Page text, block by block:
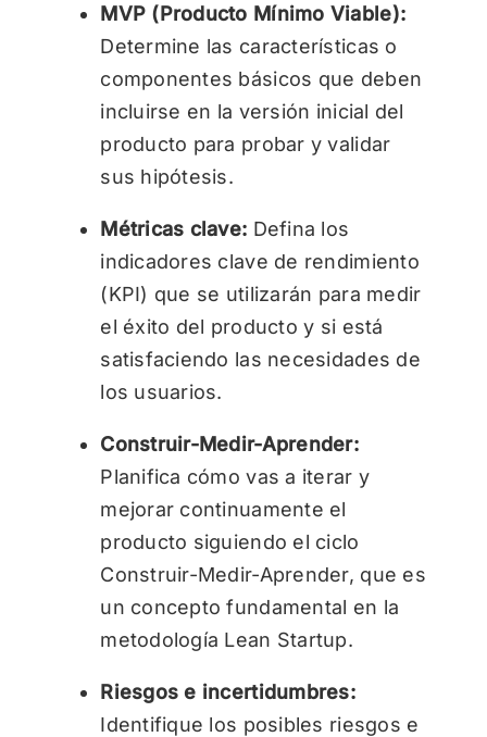
MVP (Producto Mínimo Viable):
Determine las características o
componentes básicos que deben
incluirse en la versión inicial del
producto para probar y validar
sus hipótesis.
Métricas clave: Defina los
indicadores clave de rendimiento
(KPI) que se utilizarán para medir
el éxito del producto y si está
satisfaciendo las necesidades de
los usuarios.
Construir-Medir-Aprender:
Planifica cómo vas a iterar y
mejorar continuamente el
producto siguiendo el ciclo
Construir-Medir-Aprender, que es
un concepto fundamental en la
metodología Lean Startup.
Riesgos e incertidumbres:
Identifique los posibles riesgos e